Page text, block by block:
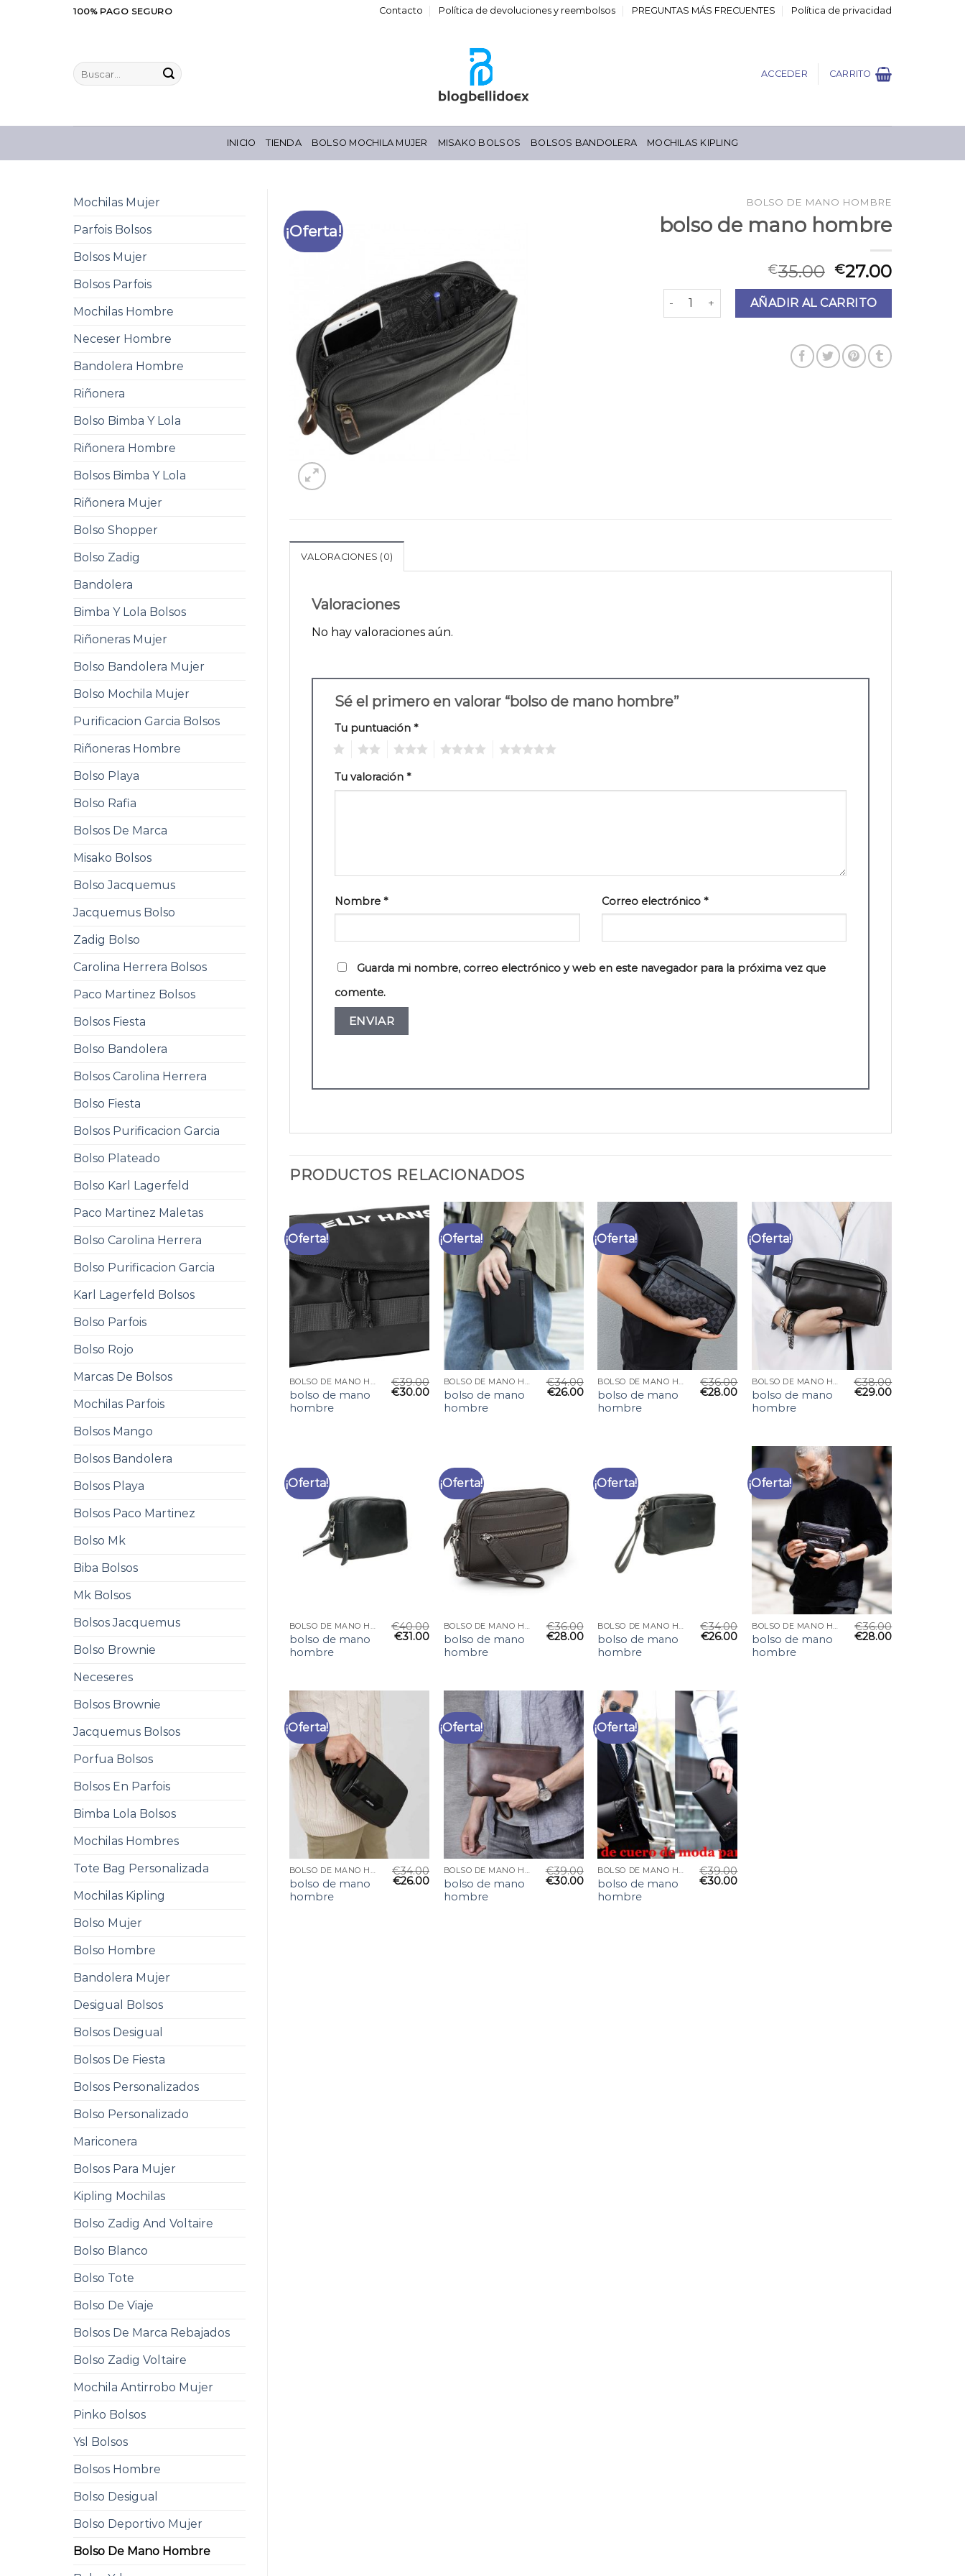
100% PAGO SEGURO Contacto Política de devoluciones y reembolsos PREGUNTAS MÁS FRECUENTES Política de privacidad
Buscar
por:
ACCEDER CARRITO
INICIO TIENDA BOLSO MOCHILA MUJER MISAKO BOLSOS BOLSOS BANDOLERA MOCHILAS KIPLING
Mochilas Mujer
Parfois Bolsos
Bolsos Mujer
Bolsos Parfois
Mochilas Hombre
Neceser Hombre
Bandolera Hombre
Riñonera
Bolso Bimba Y Lola
Riñonera Hombre
Bolsos Bimba Y Lola
Riñonera Mujer
Bolso Shopper
Bolso Zadig
Bandolera
Bimba Y Lola Bolsos
Riñoneras Mujer
Bolso Bandolera Mujer
Bolso Mochila Mujer
Purificacion Garcia Bolsos
Riñoneras Hombre
Bolso Playa
Bolso Rafia
Bolsos De Marca
Misako Bolsos
Bolso Jacquemus
Jacquemus Bolso
Zadig Bolso
Carolina Herrera Bolsos
Paco Martinez Bolsos
Bolsos Fiesta
Bolso Bandolera
Bolsos Carolina Herrera
Bolso Fiesta
Bolsos Purificacion Garcia
Bolso Plateado
Bolso Karl Lagerfeld
Paco Martinez Maletas
Bolso Carolina Herrera
Bolso Purificacion Garcia
Karl Lagerfeld Bolsos
Bolso Parfois
Bolso Rojo
Marcas De Bolsos
Mochilas Parfois
Bolsos Mango
Bolsos Bandolera
Bolsos Playa
Bolsos Paco Martinez
Bolso Mk
Biba Bolsos
Mk Bolsos
Bolsos Jacquemus
Bolso Brownie
Neceseres
Bolsos Brownie
Jacquemus Bolsos
Porfua Bolsos
Bolsos En Parfois
Bimba Lola Bolsos
Mochilas Hombres
Tote Bag Personalizada
Mochilas Kipling
Bolso Mujer
Bolso Hombre
Bandolera Mujer
Desigual Bolsos
Bolsos Desigual
Bolsos De Fiesta
Bolsos Personalizados
Bolso Personalizado
Mariconera
Bolsos Para Mujer
Kipling Mochilas
Bolso Zadig And Voltaire
Bolso Blanco
Bolso Tote
Bolso De Viaje
Bolsos De Marca Rebajados
Bolso Zadig Voltaire
Mochila Antirrobo Mujer
Pinko Bolsos
Ysl Bolsos
Bolsos Hombre
Bolso Desigual
Bolso Deportivo Mujer
Bolso De Mano Hombre
¡Oferta!
BOLSO DE MANO HOMBRE
bolso de mano hombre
€35.00 €27.00
bolso de mano hombre cantidad
AÑADIR AL CARRITO
VALORACIONES (0)
Valoraciones
No hay valoraciones aún.
Sé el primero en valorar “bolso de mano hombre”
Tu puntuación *
Tu valoración *
Nombre * Correo electrónico *
Guarda mi nombre, correo electrónico y web en este navegador para la próxima vez que
comente.
PRODUCTOS RELACIONADOS
¡Oferta!
BOLSO DE MANO HOMBRE
bolso de mano
hombre
€39.00
€30.00
¡Oferta!
BOLSO DE MANO HOMBRE
bolso de mano
hombre
€34.00
€26.00
¡Oferta!
BOLSO DE MANO HOMBRE
bolso de mano
hombre
€36.00
€28.00
¡Oferta!
BOLSO DE MANO HOMBRE
bolso de mano
hombre
€38.00
€29.00
¡Oferta!
BOLSO DE MANO HOMBRE
bolso de mano
hombre
€40.00
€31.00
¡Oferta!
BOLSO DE MANO HOMBRE
bolso de mano
hombre
€36.00
€28.00
¡Oferta!
BOLSO DE MANO HOMBRE
bolso de mano
hombre
€34.00
€26.00
¡Oferta!
BOLSO DE MANO HOMBRE
bolso de mano
hombre
€36.00
€28.00
¡Oferta!
BOLSO DE MANO HOMBRE
bolso de mano
hombre
€34.00
€26.00
¡Oferta!
BOLSO DE MANO HOMBRE
bolso de mano
hombre
€39.00
€30.00
¡Oferta!
BOLSO DE MANO HOMBRE
bolso de mano
hombre
€39.00
€30.00